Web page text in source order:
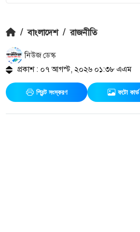
/ বাংলাদেশ / রাজনীতি
নিউজ ডেস্ক
প্রকাশ : ০৭ আগস্ট, ২০২৬ ০১:৩৮ এএম
প্রিন্ট সংস্করণ ফটো কার্ড